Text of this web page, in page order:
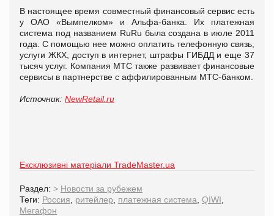
В настоящее время совместный финансовый сервис есть
у ОАО «Вымпелком» и Альфа-банка. Их платежная
система под названием RuRu была создана в июле 2011
года. С помощью нее можно оплатить телефонную связь,
услуги ЖКХ, доступ в интернет, штрафы ГИБДД и еще 37
тысяч услуг. Компания МТС также развивает финансовые
сервисы в партнерстве с аффилированным МТС-банком.
Источник: NewRetail.ru
Ексклюзивні матеріали TradeMaster.ua
Раздел: > Новости за рубежем
Теги: Россия ритейлер платежная система QIWI
Мегафон